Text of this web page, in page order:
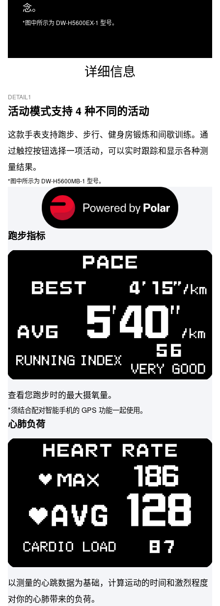
念。
*图中所示为 DW-H5600EX-1 型号。
详细信息
DETAIL1
活动模式支持 4 种不同的活动
这款手表支持跑步、步行、健身房锻炼和间歇训练。通
过触控按钮选择一项活动，可以实时跟踪和显示各种测
量结果。
*图中所示为 DW-H5600MB-1 型号。
跑步指标
查看您跑步时的最大摄氧量。
*须结合配对智能手机的 GPS 功能一起使用。
心肺负荷
以测量的心跳数据为基础，计算运动的时间和激烈程度
对你的心肺带来的负荷。